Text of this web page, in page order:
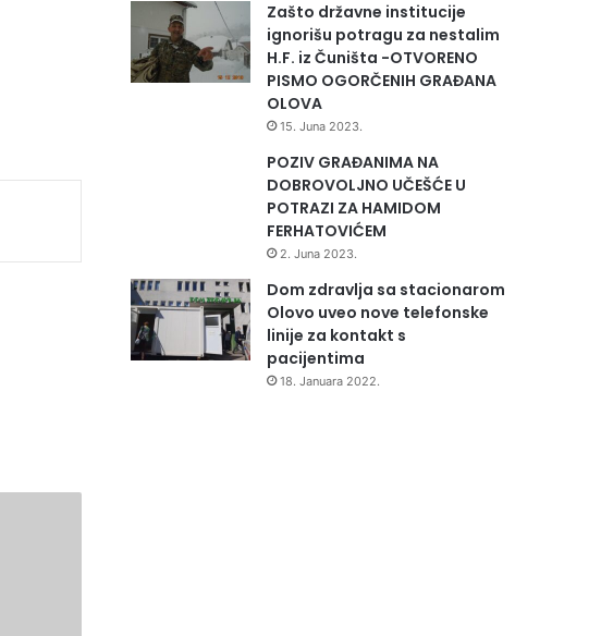
Zašto državne institucije
ignorišu potragu za nestalim
H.F. iz Čuništa -OTVORENO
PISMO OGORČENIH GRAĐANA
OLOVA
15. Juna 2023.
POZIV GRAĐANIMA NA
DOBROVOLJNO UČEŠĆE U
POTRAZI ZA HAMIDOM
FERHATOVIĆEM
2. Juna 2023.
Dom zdravlja sa stacionarom
Olovo uveo nove telefonske
linije za kontakt s
pacijentima
18. Januara 2022.